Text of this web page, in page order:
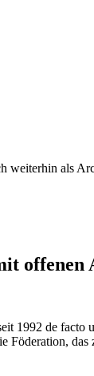
weiterhin als
offenen
1992 de
Föderation,